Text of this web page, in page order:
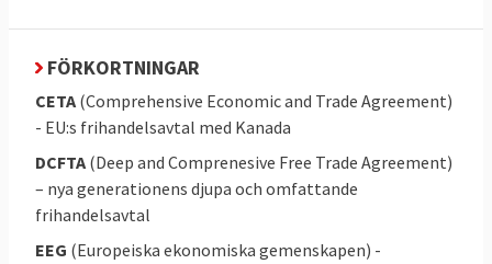
3. Vilka beslutar om EU:s handelsavtal?
Europaparlamentet, EU-ländernas
regeringar och i vissa fall även nationella och
regionala parlament i EU.
FÖRKORTNINGAR
CETA (Comprehensive Economic and Trade Agreement)
- EU:s frihandelsavtal med Kanada
DCFTA (Deep and Comprenesive Free Trade Agreement)
– nya generationens djupa och omfattande
frihandelsavtal
EEG (Europeiska ekonomiska gemenskapen) -